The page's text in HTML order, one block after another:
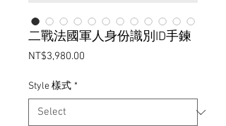
二戰法國軍人身份識別ID手鍊
NT$3,980.00
Style 樣式 *